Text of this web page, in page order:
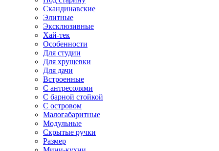
Скандинавские
Элитные
Эксклюзивные
Хай-тек
Особенности
Для студии
Для хрущевки
Для дачи
Встроенные
С антресолями
С барной стойкой
С островом
Малогабаритные
Модульные
Скрытые ручки
Размер